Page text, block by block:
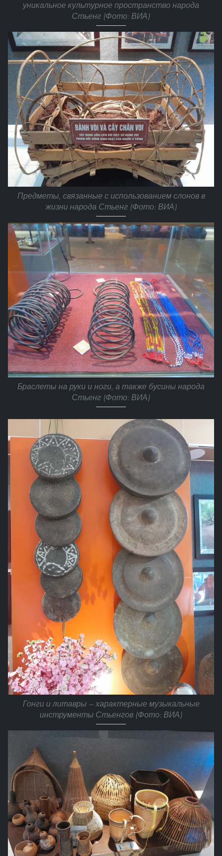
уникальное культурное пространство народа
Стьенг (Фото: ВИА)
Предметы, связанные с использованием слонов в
жизни народа Стьенг (Фото: ВИА)
Браслеты на руки и ноги, а также бусины народа
Стьенг (Фото: ВИА)
Гонги и литавры — характерные музыкальные
инструменты Стьенгов (Фото: ВИА)